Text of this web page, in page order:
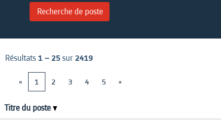
Résultats1 – 25sur 2419
«
1 2 3 4 5 »
Titre du poste